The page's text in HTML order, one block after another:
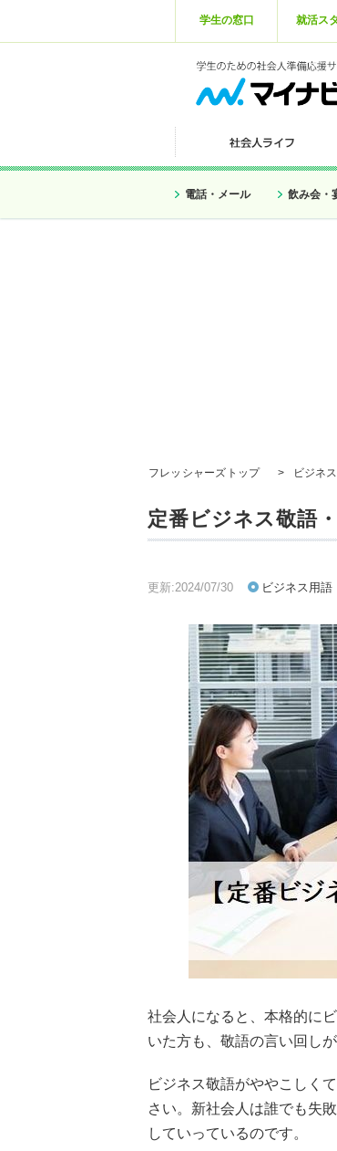
学生の窓口 就活ス
電話・メール 飲み会・
フレッシャーズトップ > ビジネ
定番ビジネス敬語
更新:2024/07/30 ビジネス用語
社会人になると、本格的に
いた方も、敬語の言い回し
ビジネス敬語がややこしく
さい。新社会人は誰でも失
していっているのです。